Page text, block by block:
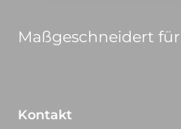
Maßgeschneidert
Kontakt